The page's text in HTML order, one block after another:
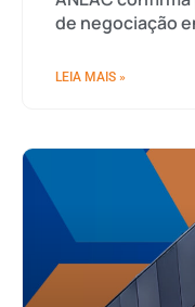
de negociação
LEIA MAIS »